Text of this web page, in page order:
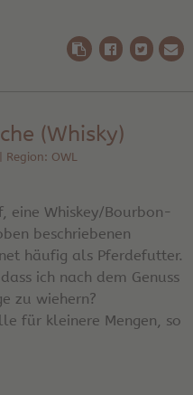
(Whisky)
OWL
eine Whiskey/Bourbon-
beschriebenen
häufig als Pferdefutter.
ich nach dem Genuss
zu wiehern?
für kleinere Mengen, so